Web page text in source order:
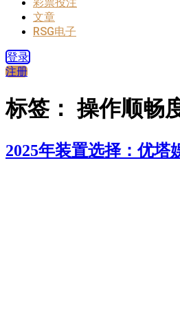
文章
RSG电子
登录
注册
标签：操作顺畅
2025年装置选择：优